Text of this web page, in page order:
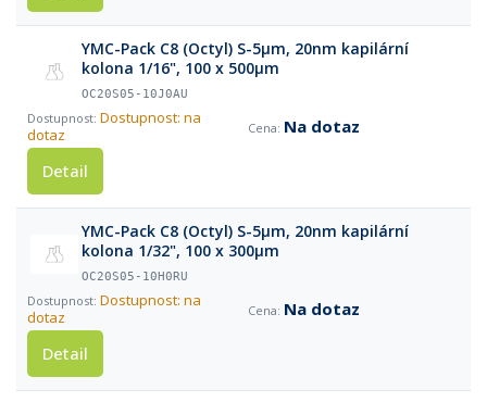
YMC-Pack C8 (Octyl) S-5µm, 20nm kapilární
kolona 1/16", 100 x 500µm
OC20S05-10J0AU
Dostupnost: na
dotaz
Na dotaz
Detail
YMC-Pack C8 (Octyl) S-5µm, 20nm kapilární
kolona 1/32", 100 x 300µm
OC20S05-10H0RU
Dostupnost: na
dotaz
Na dotaz
Detail